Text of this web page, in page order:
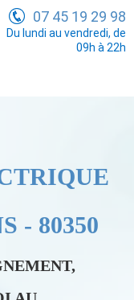
07 45 19 29 98
Du lundi au vendredi, de
09h à 22h
- 80350